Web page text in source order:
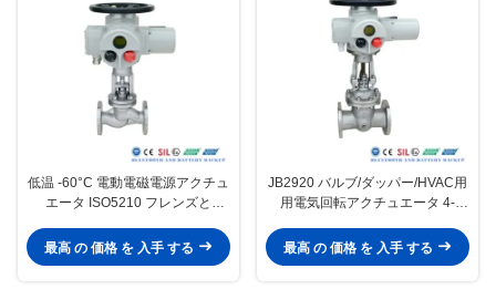
低温 -60°C 電動電磁電源アクチュ
エータ ISO5210 フレンズと
最高 の 価格 を 入手 する
JB2920 バルブ/ダッパー/HVAC用
用電気回転アクチュエータ 4-
最高 の 価格 を 入手 する